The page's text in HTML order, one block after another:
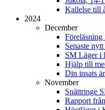
Kallelse till
2024
December
Senaste
SM Läger i
Hjälp till
Din insats
November
Snättringe
Rapport